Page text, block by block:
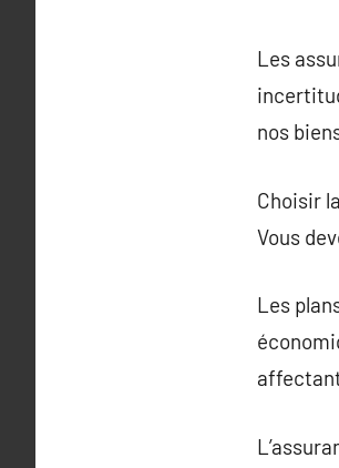
Les
nos
Choisir
Vous
Les